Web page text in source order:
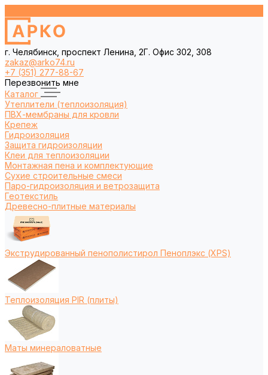
г. Челябинск, проспект Ленина, 2Г. Офис 302, 308
zakaz@arko74.ru
+7 (351) 277-88-67
Перезвонить мне
Каталог
Утеплители (теплоизоляция)
ПВХ-мембраны для кровли
Крепеж
Гидроизоляция
Защита гидроизоляции
Клеи для теплоизоляции
Монтажная пена и комплектующие
Сухие строительные смеси
Паро-гидроизоляция и ветрозащита
Геотекстиль
Древесно-плитные материалы
Экструдированный пенополистирол Пеноплэкс (XPS)
Теплоизоляция PIR (плиты)
Маты минераловатные